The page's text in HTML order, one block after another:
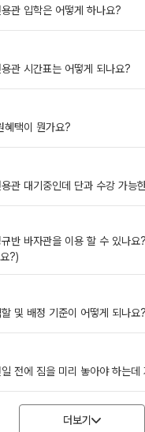
관 입학은 어떻게 하나요?
관 시간표는 어떻게 되나요?
혜택이 뭔가요?
관 대기중인데 단과 수강 가능
반 바자관을 이용 할 수 있나요
?)
및 배정 기준이 어떻게 되나요?
전에 짐을 미리 놓아야 하는데
더보기